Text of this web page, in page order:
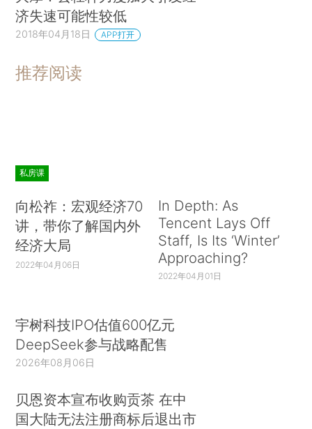
济失速可能性较低
2018年04月18日 APP打开
推荐阅读
私房课
向松祚：宏观经济70
讲，带你了解国内外
经济大局
2022年04月06日
In Depth: As
Tencent Lays Off
Staff, Is Its ‘Winter’
Approaching?
2022年04月01日
宇树科技IPO估值600亿元
DeepSeek参与战略配售
2026年08月06日
贝恩资本宣布收购贡茶 在中
国大陆无法注册商标后退出市